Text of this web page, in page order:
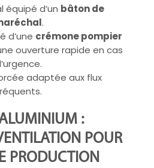
équipé d’un bâton de
.
d’une crémone pompier
ouverture rapide en cas
adaptée aux flux
:
POUR
PRODUCTION